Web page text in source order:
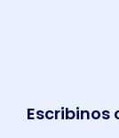
Escribinos